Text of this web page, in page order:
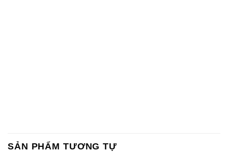
SẢN PHẨM TƯƠNG TỰ